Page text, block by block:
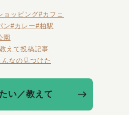
ョッピング#カフェ
ン#カレー#柏駅
園
えて投稿記事
なの見つけた
い／教えて